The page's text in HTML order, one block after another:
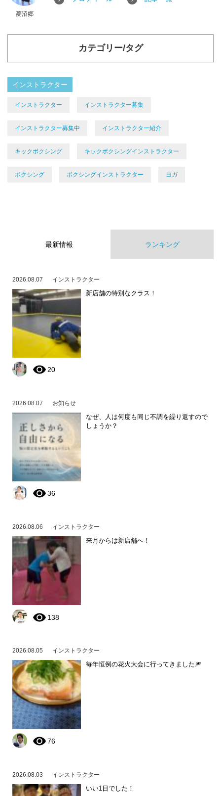
菱沼郷
カテゴリー/タグ
インストラクター
インストラクター インストラクター募集
インストラクター募集中 インストラクター紹介
キックボクシング キックボクシングインストラクター
ボクシング ボクシングインストラクター ヨガ
最新情報 ランキング
2026.08.07 インストラクター
新店舗の特別なクラス！
20
2026.08.07 お知らせ
なぜ、人は何度も同じ不調を繰り返すので
しょうか？
36
2026.08.06 インストラクター
来月からは新店舗へ！
138
2026.08.05 インストラクター
毎年恒例の花火大会に行ってきました🎆
76
2026.08.03 インストラクター
いい1日でした！